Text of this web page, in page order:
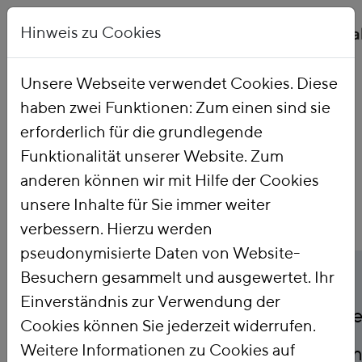
Startseite Publikationen
Was Erdgas wirklich
kostet: Roadmap für
fossilen Gasausstieg im
Hinweis zu Cookies
Unsere Webseite verwendet Cookies. Diese
haben zwei Funktionen: Zum einen sind sie
erforderlich für die grundlegende
Funktionalität unserer Website. Zum
anderen können wir mit Hilfe der Cookies
unsere Inhalte für Sie immer weiter
verbessern. Hierzu werden
pseudonymisierte Daten von Website-
Besuchern gesammelt und ausgewertet. Ihr
Einverständnis zur Verwendung der
Cookies können Sie jederzeit widerrufen.
Weitere Informationen zu Cookies auf